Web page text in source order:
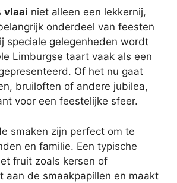
vlaai niet alleen een lekkernij,
onderdeel van feesten
speciale gelegenheden wordt
Limburgse taart vaak als een
Of het nu gaat
bruiloften of andere jubilea,
voor een feestelijke sfeer.
smaken zijn perfect om te
en familie. Een typische
fruit zoals kersen of
aan de smaakpapillen en maakt